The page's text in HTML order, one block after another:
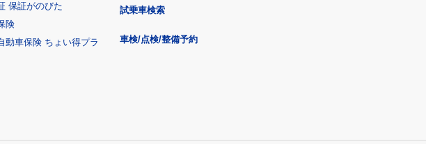
保証がのびた
険
動車保険 ちょい得プラ
試乗車検索
車検/点検/整備予約